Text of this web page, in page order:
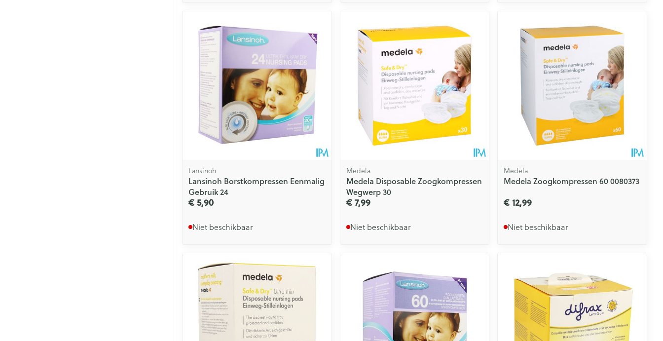
Lansinoh
Lansinoh Borstkompressen Eenmalig
Gebruik 24
€ 5,90
Niet beschikbaar
Medela
Medela Disposable Zoogkompressen
Wegwerp 30
€ 7,99
Niet beschikbaar
Medela
Medela Zoogkompressen 60 0080373
€ 12,99
Niet beschikbaar